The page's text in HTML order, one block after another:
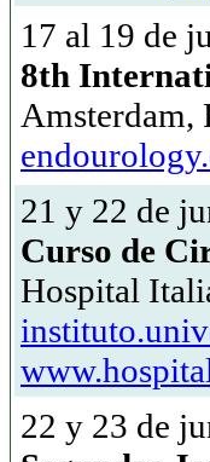
17 al 19 de
8th
Amsterdam,
21 y 22 de
Curso de
Hospital
22 y 23 de